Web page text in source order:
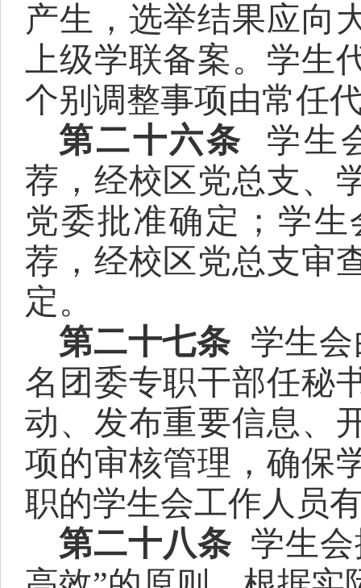
产生，选举结果应向
上级学联备案。学生
个别调整事项由常任
第二十六条
学生
荐，经校区党总支、
党委批准确定；学
荐，经校区党总支审
定。
第二十七条 学生
名团委专职干部任秘
动、发布重要信息、
项的审核管理，确保
职的学生会工作人员
第二十八条 学生